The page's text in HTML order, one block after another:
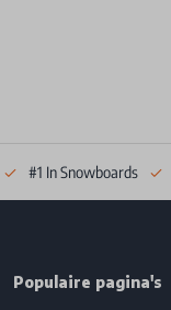
#1 In Snowboards
Populaire pagina's